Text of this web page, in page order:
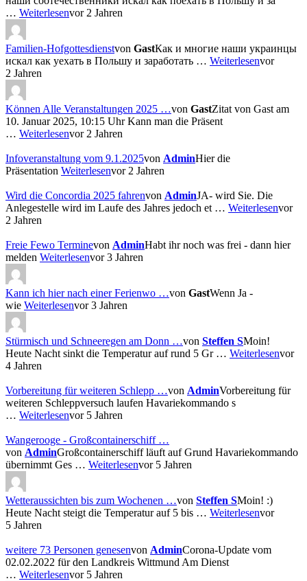
… Weiterlesenvor 2 Jahren
Familien-Hofgottesdienstvon GastКак и многие наши украинцы
искал как уехать в Польшу и заработать … Weiterlesenvor
2 Jahren
Können Alle Veranstaltungen 2025 …von GastZitat von Gast am
10. Januar 2025, 10:15 Uhr Kann man die Präsent
… Weiterlesenvor 2 Jahren
Infoveranstaltung vom 9.1.2025von AdminHier die
Präsentation Weiterlesenvor 2 Jahren
Wird die Concordia 2025 fahrenvon AdminJA- wird Sie. Die
Anlegestelle wird im Laufe des Jahres jedoch et … Weiterlesenvor
2 Jahren
Freie Fewo Terminevon AdminHabt ihr noch was frei - dann hier
melden Weiterlesenvor 3 Jahren
Kann ich hier nach einer Ferienwo …von GastWenn Ja -
wie Weiterlesenvor 3 Jahren
Stürmisch und Schneeregen am Donn …von Steffen SMoin!
Heute Nacht sinkt die Temperatur auf rund 5 Gr … Weiterlesenvor
4 Jahren
Vorbereitung für weiteren Schlepp …von AdminVorbereitung für
weiteren Schleppversuch laufen Havariekommando s
… Weiterlesenvor 5 Jahren
Wangerooge - Großcontainerschiff …
von AdminGroßcontainerschiff läuft auf Grund Havariekommando
übernimmt Ges … Weiterlesenvor 5 Jahren
Wetteraussichten bis zum Wochenen …von Steffen SMoin! :)
Heute Nacht steigt die Temperatur auf 5 bis … Weiterlesenvor
5 Jahren
weitere 73 Personen genesenvon AdminCorona-Update vom
02.02.2022 für den Landkreis Wittmund Am Dienst
… Weiterlesenvor 5 Jahren